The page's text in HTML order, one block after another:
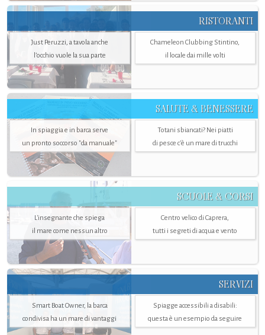
RISTORANTI
Just Peruzzi, a tavola anche
l’occhio vuole la sua parte
Chameleon Clubbing Stintino,
il locale dai mille volti
SALUTE & BENESSERE
In spiaggia e in barca serve
un pronto soccorso "da manuale"
Totani sbiancati? Nei piatti
di pesce c'è un mare di trucchi
SCUOLE & CORSI
L'insegnante che spiega
il mare come nessun altro
Centro velico di Caprera,
tutti i segreti di acqua e vento
SERVIZI
Smart Boat Owner, la barca
condivisa ha un mare di vantaggi
Spiagge accessibili a disabili:
questa è un esempio da seguire